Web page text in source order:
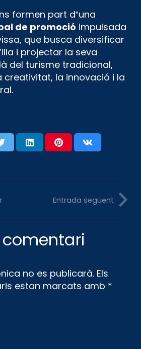
formen part d‟una
de promoció impulsada
que busca diversificar
i projectar la seva
del turisme tradicional,
la innovació i la
Entrada següent
no es publicarà. Els
estan marcats amb *